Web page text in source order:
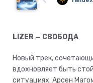
LIZER — СВОБОДА
Новый трек,
вдохновляет быть
ситуациях. Арсен